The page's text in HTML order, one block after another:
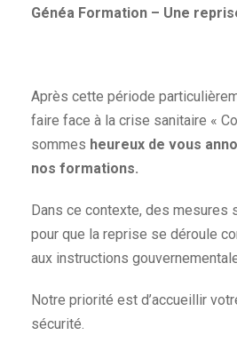
Généa Formation – Une
Après cette période
faire face à la crise sanitaire «
sommes heureux de vous
nos formations.
Dans ce contexte, des
pour que la reprise se déroule
aux instructions
Notre priorité est d’accueillir
sécurité.